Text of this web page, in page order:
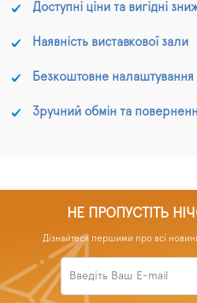
Доступні ціни та вигідні
Наявність виставкової зали
Безкоштовне налаштування
Зручний обмін та
НЕ ПРОПУСТІТЬ
Дізнайтеся першими про всі